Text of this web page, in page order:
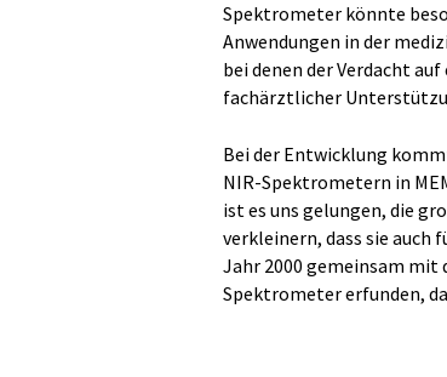
Spektrometer könnte
Anwendungen in der
bei denen der Verdacht
fachärztlicher
Bei der Entwicklung
NIR-Spektrometern in
ist es uns gelungen, die
verkleinern, dass sie auch
Jahr 2000 gemeinsam
Spektrometer erfunden,